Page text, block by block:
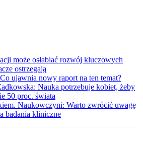
może osłabiać rozwój kluczowych
ostrzegają
ujawnia nowy raport na ten temat?
Nauka potrzebuje kobiet, żeby
50 proc. świata
Naukowczyni: Warto zwrócić uwagę
badania kliniczne